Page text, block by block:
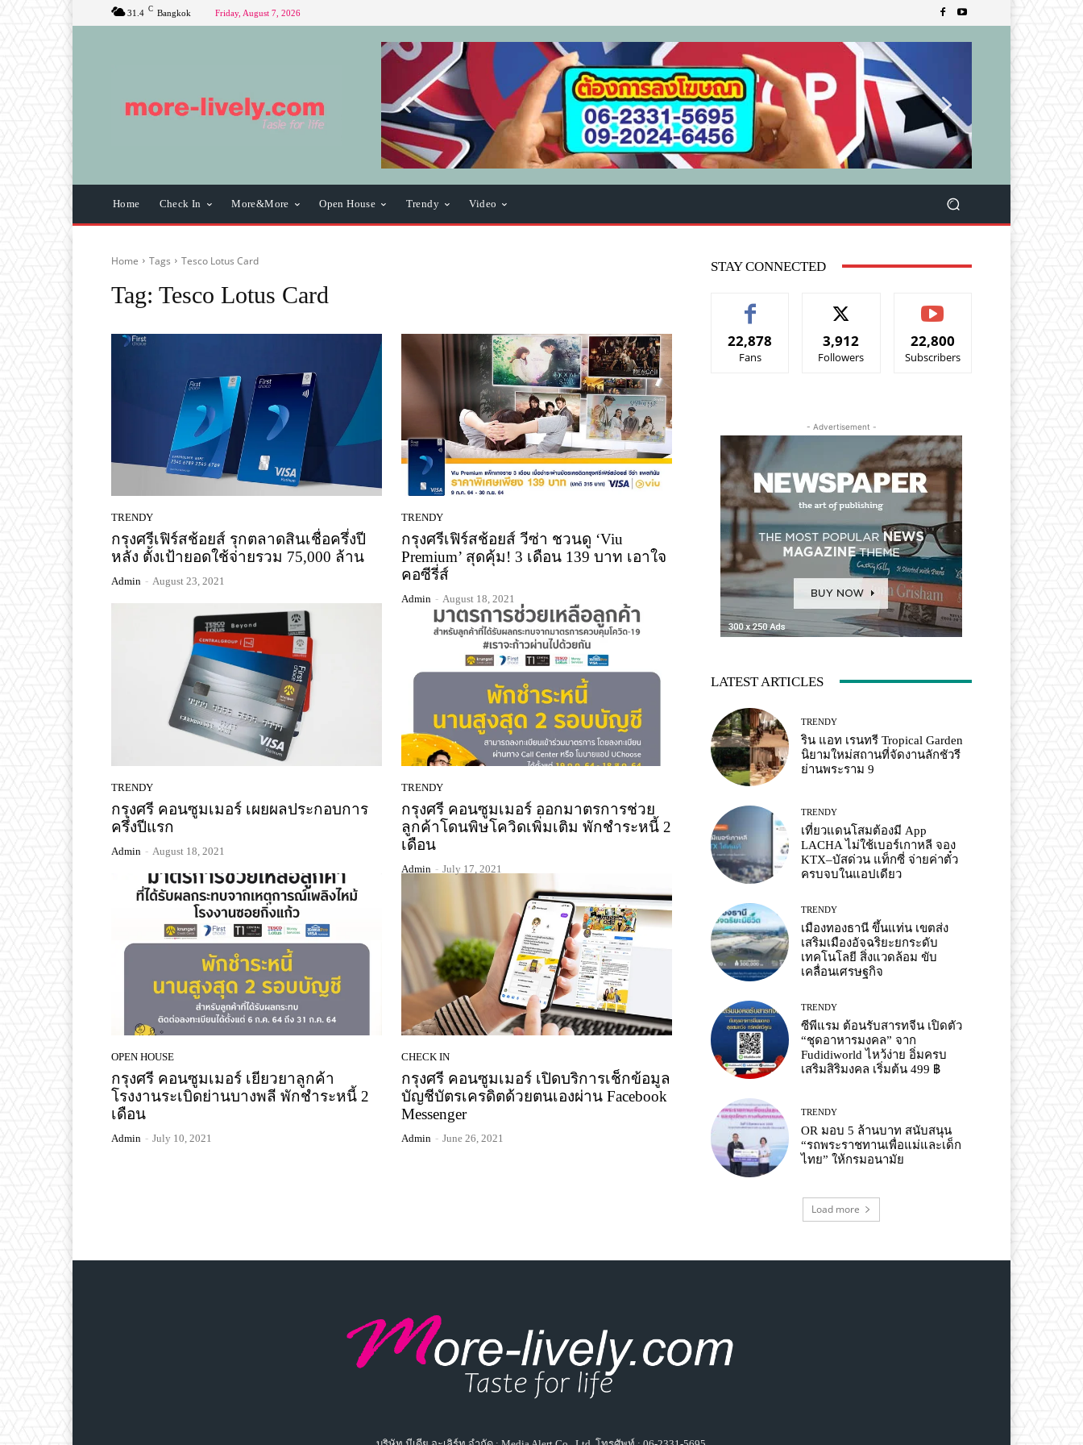
31.4 C Bangkok Friday, August 7, 2026
Home Check In More&More Open House Trendy Video
Home Tags Tesco Lotus Card
Tag: Tesco Lotus Card
TRENDY
กรุงศรีเฟิร์สช้อยส์ รุกตลาดสินเชื่อครึ่งปี
หลัง ตั้งเป้ายอดใช้จ่ายรวม 75,000 ล้าน
Admin - August 23, 2021
TRENDY
กรุงศรีเฟิร์สช้อยส์ วีซ่า ชวนดู ‘Viu
Premium’ สุดคุ้ม! 3 เดือน 139 บาท เอาใจ
คอซีรี่ส์
Admin - August 18, 2021
TRENDY
กรุงศรี คอนซูมเมอร์ เผยผลประกอบการ
ครึ่งปีแรก
Admin - August 18, 2021
TRENDY
กรุงศรี คอนซูมเมอร์ ออกมาตรการช่วย
ลูกค้าโดนพิษโควิดเพิ่มเติม พักชำระหนี้ 2
เดือน
Admin - July 17, 2021
OPEN HOUSE
กรุงศรี คอนซูมเมอร์ เยียวยาลูกค้า
โรงงานระเบิดย่านบางพลี พักชำระหนี้ 2
เดือน
Admin - July 10, 2021
CHECK IN
กรุงศรี คอนซูมเมอร์ เปิดบริการเช็กข้อมูล
บัญชีบัตรเครดิตด้วยตนเองผ่าน Facebook
Messenger
Admin - June 26, 2021
STAY CONNECTED
22,878
Fans
3,912
Followers
22,800
Subscribers
- Advertisement -
LATEST ARTICLES
TRENDY
ริน แอท เรนทรี Tropical Garden
นิยามใหม่สถานที่จัดงานลักชัวรี
ย่านพระราม 9
TRENDY
เที่ยวแดนโสมต้องมี App
LACHA ไม่ใช้เบอร์เกาหลี จอง
KTX–บัสด่วน แท็กซี่ จ่ายค่าตั๋ว
ครบจบในแอปเดียว
TRENDY
เมืองทองธานี ขึ้นแท่น เขตส่ง
เสริมเมืองอัจฉริยะยกระดับ
เทคโนโลยี สิ่งแวดล้อม ขับ
เคลื่อนเศรษฐกิจ
TRENDY
ซีพีแรม ต้อนรับสารทจีน เปิดตัว
“ชุดอาหารมงคล” จาก
Fudidiworld ไหว้ง่าย อิ่มครบ
เสริมสิริมงคล เริ่มต้น 499 ฿
TRENDY
OR มอบ 5 ล้านบาท สนับสนุน
“รถพระราชทานเพื่อแม่และเด็ก
ไทย” ให้กรมอนามัย
Load more